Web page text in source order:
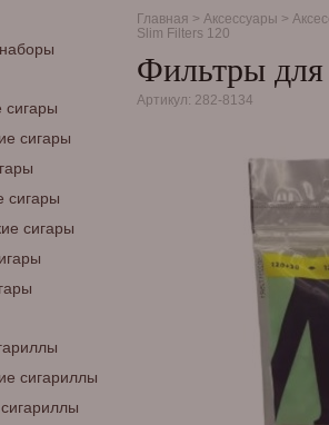
сигары
сигары
сигары
сигары
сигариллы
Главная > Аксессуары >
Slim Filters 120
Фильтры для
Артикул: 282-8134